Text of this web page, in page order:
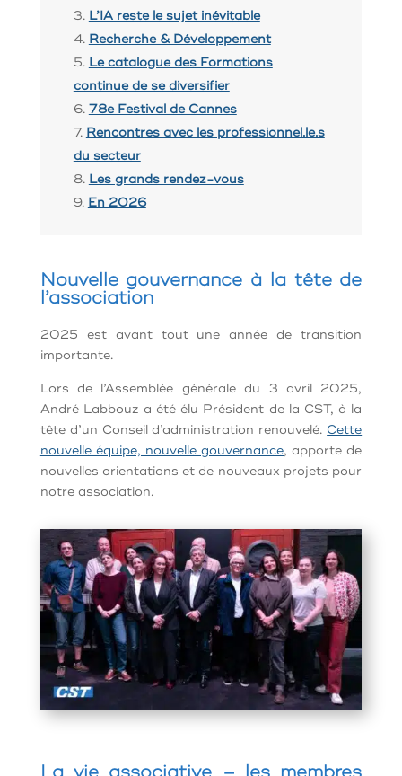
L’IA reste le sujet inévitable
Recherche & Développement
Le catalogue des Formations
continue de se diversifier
78e Festival de Cannes
Rencontres avec les professionnel.le.s
du secteur
Les grands rendez-vous
En 2026
Nouvelle gouvernance à la tête de
l’association
2025 est avant tout une année de transition
importante.
Lors de l’Assemblée générale du 3 avril 2025,
André Labbouz a été élu Président de la CST, à la
tête d’un Conseil d’administration renouvelé. Cette
nouvelle équipe, nouvelle gouvernance, apporte de
nouvelles orientations et de nouveaux projets pour
notre association.